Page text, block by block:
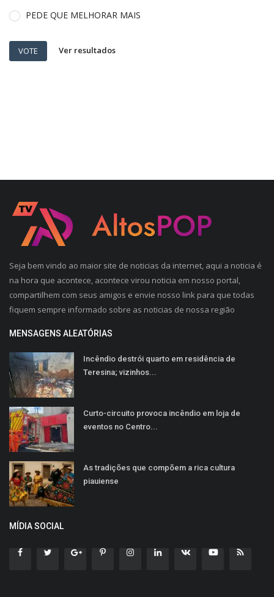
PEDE QUE MELHORAR MAIS
VOTE Ver resultados
Seja bem vindo ao maior site de noticias da internet, aqui a noticia é
na hora que acontece, acontece virou noticia em nosso portal,
compartilhem com seus amigos e envie nosso link para que todas
fiquem sempre informado sobre as noticias de nossa região
MENSAGENS ALEATÓRIAS
Incêndio destrói quarto em residência de
Teresina; vizinhos...
Curto-circuito provoca incêndio em loja de
eventos no Centro...
As tradições que compõem a rica cultura
piauiense
MÍDIA SOCIAL